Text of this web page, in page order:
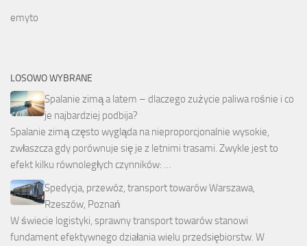
emyto
LOSOWO WYBRANE
Spalanie zimą a latem – dlaczego zużycie paliwa rośnie i co
je najbardziej podbija?
Spalanie zimą często wygląda na nieproporcjonalnie wysokie,
zwłaszcza gdy porównuje się je z letnimi trasami. Zwykle jest to
efekt kilku równoległych czynników: …
Spedycja, przewóz, transport towarów Warszawa,
Rzeszów, Poznań
W świecie logistyki, sprawny transport towarów stanowi
fundament efektywnego działania wielu przedsiębiorstw. W